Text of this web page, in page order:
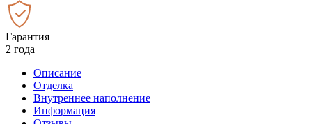
Гарантия
2 года
Описание
Отделка
Внутреннее наполнение
Информация